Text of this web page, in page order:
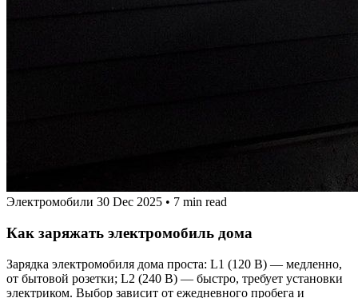
Электромобили 30 Dec 2025 • 7 min read
Как заряжать электромобиль дома
Зарядка электромобиля дома проста: L1 (120 В) — медленно,
от бытовой розетки; L2 (240 В) — быстро, требует установки
электриком. Выбор зависит от ежедневного пробега и